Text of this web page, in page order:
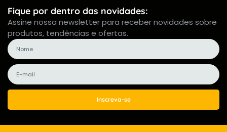
Fique por dentro das novidades:
Assine nossa newsletter para receber novidades sobre
produtos, tendências e ofertas.
Inscreva-se